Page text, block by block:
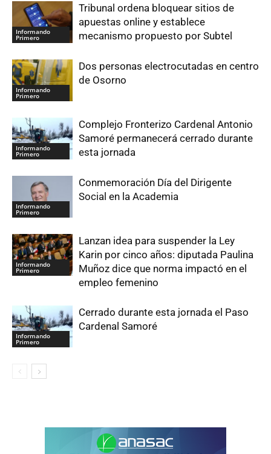
Informando
Primero
Tribunal ordena bloquear sitios de
apuestas online y establece
mecanismo propuesto por Subtel
Informando
Primero
Dos personas electrocutadas en centro
de Osorno
Informando
Primero
Complejo Fronterizo Cardenal Antonio
Samoré permanecerá cerrado durante
esta jornada
Informando
Primero
Conmemoración Día del Dirigente
Social en la Academia
Informando
Primero
Lanzan idea para suspender la Ley
Karin por cinco años: diputada Paulina
Muñoz dice que norma impactó en el
empleo femenino
Informando
Primero
Cerrado durante esta jornada el Paso
Cardenal Samoré